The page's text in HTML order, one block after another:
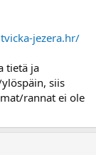
jezera.hr/
tietä ja
siis
rannat ei ole